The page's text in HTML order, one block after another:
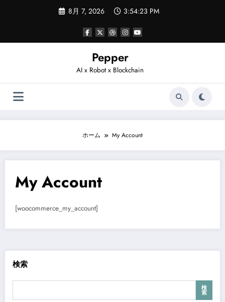
ツ
8月 7, 2026 3:54:23 PM
Pepper
AI x Robot x Blockchain
ホーム My Account
My Account
[woocommerce_my_account]
検索
検
索